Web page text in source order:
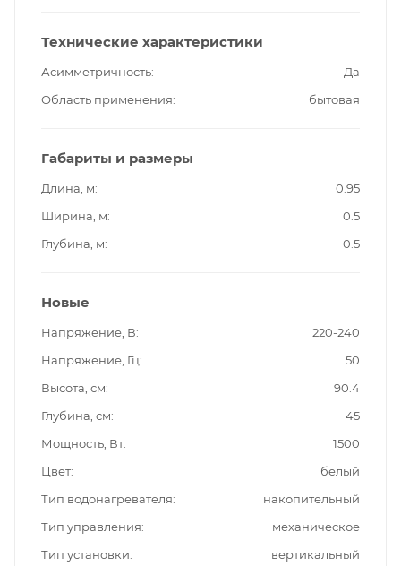
Технические характеристики
Асимметричность
Да
Область применения
бытовая
Габариты и размеры
Длина, м
0.95
Ширина, м
0.5
Глубина, м
0.5
Новые
Напряжение, В
220-240
Напряжение, Гц
50
Высота, см
90.4
Глубина, см
45
Мощность, Вт
1500
Цвет
белый
Тип водонагревателя
накопительный
Тип управления
механическое
Тип установки
вертикальный